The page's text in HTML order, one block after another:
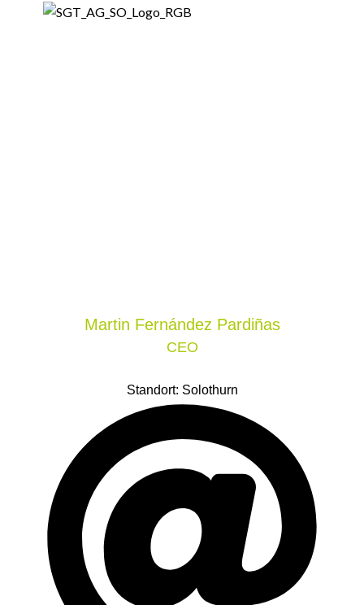
Martin Fernández Pardiñas
CEO
Standort: Solothurn